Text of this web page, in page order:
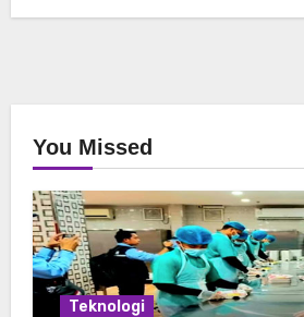
You Missed
Teknologi